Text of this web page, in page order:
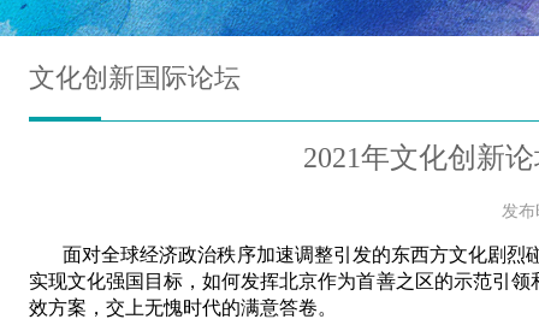
文化创新国际论坛
2021年文化创新
发布
面对全球经济政治秩序加速调整引发的东西方文化剧烈
实现文化强国目标 ，如何发挥北京作为首善之区的示范引领
效方案，交上无愧时代的满意答卷。